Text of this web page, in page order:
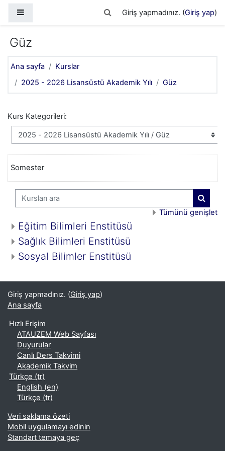
Arama girişini değiştir
Giriş yapmadınız. (Giriş yap)
Güz
Ana sayfa
Kurslar
2025 - 2026 Lisansüstü Akademik Yılı
Güz
Kurs Kategorileri:
Somester
Kursları ara
Tümünü genişlet
Eğitim Bilimleri Enstitüsü
Sağlık Bilimleri Enstitüsü
Sosyal Bilimler Enstitüsü
Giriş yapmadınız. (Giriş yap)
Ana sayfa
Hızlı Erişim
ATAUZEM Web Sayfası
Duyurular
Canlı Ders Takvimi
Akademik Takvim
Türkçe ‎(tr)‎
English ‎(en)‎
Türkçe ‎(tr)‎
Veri saklama özeti
Mobil uygulamayı edinin
Standart temaya geç